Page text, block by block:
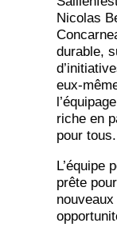
Nicolas
durable,
eux-
riche en
pour tous.
L’équipe
prête